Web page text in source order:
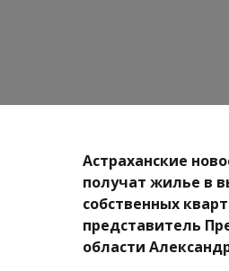
Астраханские
получат жилье в
собственных
представитель
области